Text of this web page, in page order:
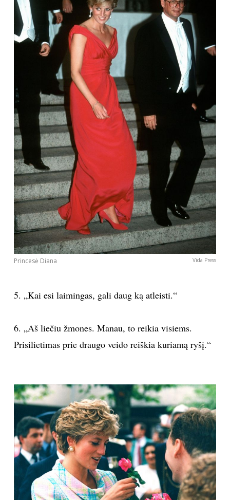
Princesė Diana Vida Press
5. „Kai esi laimingas, gali daug ką atleisti.“
6. „Aš liečiu žmones. Manau, to reikia visiems.
Prisilietimas prie draugo veido reiškia kuriamą ryšį.“